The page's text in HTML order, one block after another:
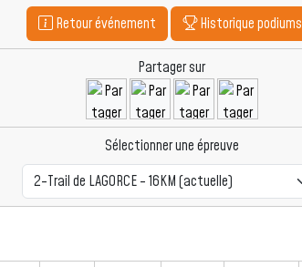
Retour événement Historique podiums
Partager sur
Sélectionner une épreuve